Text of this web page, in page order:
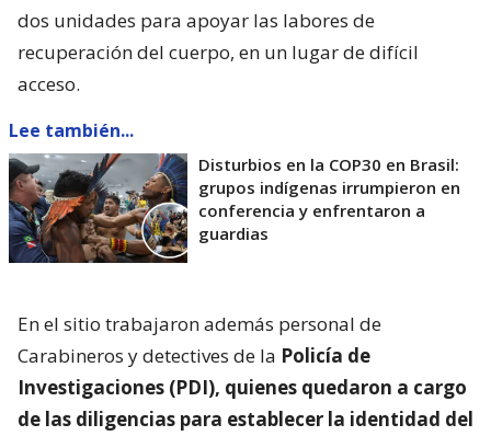
dos unidades para apoyar las labores de
recuperación del cuerpo, en un lugar de difícil
acceso.
Lee también...
Disturbios en la COP30 en Brasil:
grupos indígenas irrumpieron en
conferencia y enfrentaron a
guardias
En el sitio trabajaron además personal de
Carabineros y detectives de la Policía de
Investigaciones (PDI), quienes quedaron a cargo
de las diligencias para establecer la identidad del